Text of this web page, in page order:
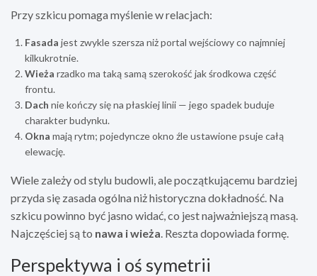
Przy szkicu pomaga myślenie w relacjach:
Fasada jest zwykle szersza niż portal wejściowy co najmniej
kilkukrotnie.
Wieża rzadko ma taką samą szerokość jak środkowa część
frontu.
Dach nie kończy się na płaskiej linii — jego spadek buduje
charakter budynku.
Okna mają rytm; pojedyncze okno źle ustawione psuje całą
elewację.
Wiele zależy od stylu budowli, ale początkującemu bardziej
przyda się zasada ogólna niż historyczna dokładność. Na
szkicu powinno być jasno widać, co jest najważniejszą masą.
Najczęściej są to nawa i wieża . Reszta dopowiada formę.
Perspektywa i oś symetrii